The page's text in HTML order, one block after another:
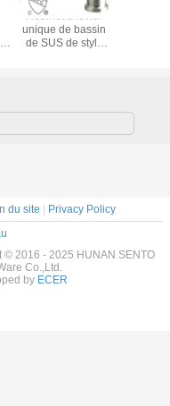
Nouveau robinet
de cupc de
cartouche de
du site | Privacy Policy
© 2016 - 2025 HUNAN SENTO
Co.,Ltd.
by ECER